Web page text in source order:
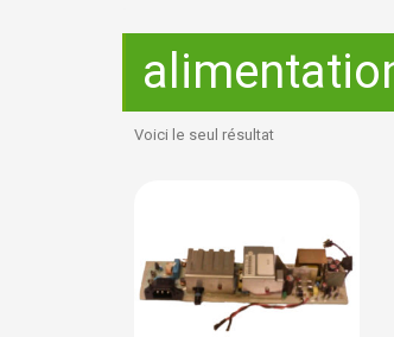
Voici le seul résultat